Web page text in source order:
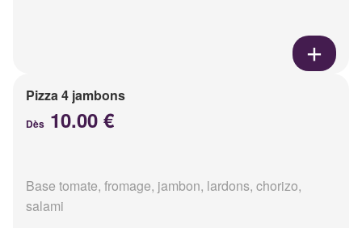
Pizza 4 jambons
Dès 10.00 €
Base tomate, fromage, jambon, lardons, chorizo,
salami